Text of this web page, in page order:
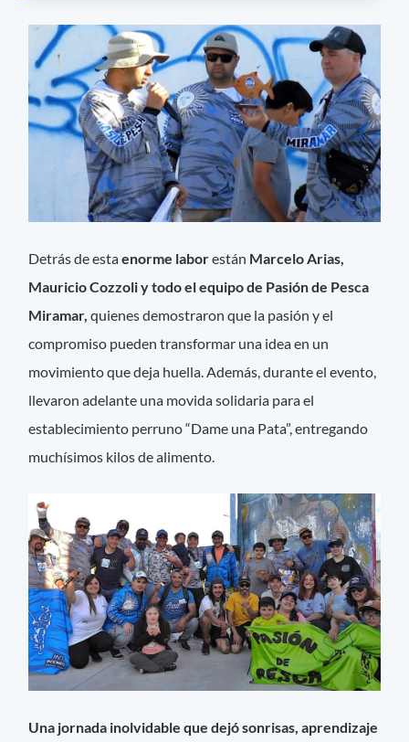
Detrás de estaenorme laborestán Marcelo Arias,
Mauricio Cozzoli y todo el equipo de Pasión de Pesca
Miramar, quienes demostraron que la pasión y el
compromiso pueden transformar una idea en un
movimiento que deja huella. Además, durante el evento,
llevaron adelante una movida solidaria para el
establecimiento perruno “Dame una Pata”, entregando
muchísimos kilos de alimento.
Una jornada inolvidable que dejó sonrisas, aprendizaje